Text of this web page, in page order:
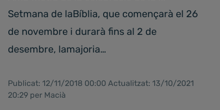
Setmana de laBíblia, que començarà el 26
de novembre i durarà fins al 2 de
desembre, lamajoria…
Publicat: 12/11/2018 00:00 Actualitzat: 13/10/2021
20:29 per Macià